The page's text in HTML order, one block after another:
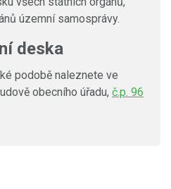
územní samosprávy.
deska
podobě naleznete ve
obecního úřadu, č.p. 96